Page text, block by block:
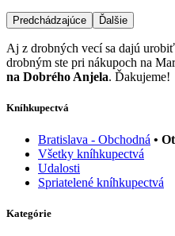
Predchádzajúce Ďalšie
Aj z drobných vecí sa dajú
drobným ste pri nákupoch na
na Dobrého Anjela. Ďakujeme!
Kníhkupectvá
Bratislava - Obchodná •
Všetky kníhkupectvá
Udalosti
Spriatelené kníhkupectvá
Kategórie